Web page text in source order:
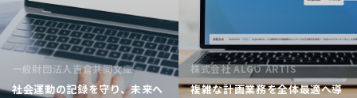
一般財団法人吉倉共同文庫
社会運動の記録を守り、未来へ
株式会社 ALGO ARTIS
複雑な計画業務を全体最適へ導